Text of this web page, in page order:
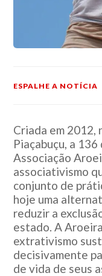
ESPALHE A NOTÍCIA
Criada em 2012,
Piaçabuçu, a
Associação
associativismo
conjunto de
hoje uma
reduzir a
estado. A
extrativismo
decisivamente
de vida de seus